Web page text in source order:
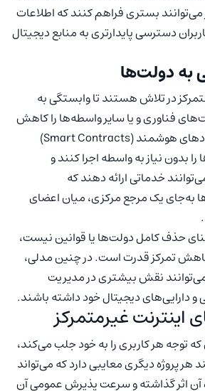
بستری فراهم کنند که اطلاعات
دسترسی پایدارتری به منابع دیجیتال
دولت‌ها
در تلاش هستند تا وابستگی به
فناوری و یا سایر واسطه‌ها را کاهش
دهند. برای مثال قراردادهای هوشمند (Smart Contracts)
بدون نیاز به واسطه اجرا کنند و
خدماتی ارائه دهند که
به‌جای یک مرجع مرکزی، میان اعضای
حذف کامل دولت‌ها یا قوانین نیست،
تمرکز قدرت است. در چنین مدلی،
می‌توانند نقش بیشتری در مدیریت
و دارایی‌های دیجیتال خود داشته باشند.
اینترنت غیرمتمرکز
که توجه هر کاربری را به خود جلب می‌کند،
هر پروژه دیگری معایبی دارد که می‌تواند
آن اثر گذاشته و سرعت پذیرش عمومی آن